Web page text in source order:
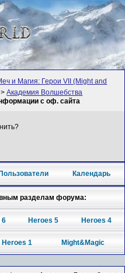
и Магия: Герои VII (Might and
>Академия Волшебства
с оф. сайта
Пользователи Календарь
разделам форума:
6 Heroes 5 Heroes 4
Heroes 1 Might&Magic